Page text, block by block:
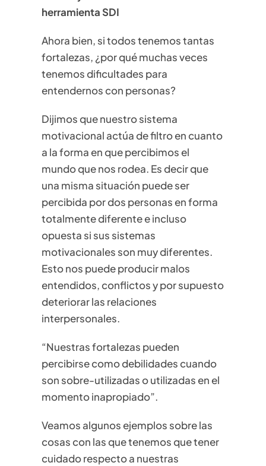
herramienta SDI
Ahora bien, si todos tenemos tantas
fortalezas, ¿por qué muchas veces
tenemos dificultades para
entendernos con personas?
Dijimos que nuestro sistema
motivacional actúa de filtro en cuanto
a la forma en que percibimos el
mundo que nos rodea. Es decir que
una misma situación puede ser
percibida por dos personas en forma
totalmente diferente e incluso
opuesta si sus sistemas
motivacionales son muy diferentes.
Esto nos puede producir malos
entendidos, conflictos y por supuesto
deteriorar las relaciones
interpersonales.
“Nuestras fortalezas pueden
percibirse como debilidades cuando
son sobre-utilizadas o utilizadas en el
momento inapropiado”.
Veamos algunos ejemplos sobre las
cosas con las que tenemos que tener
cuidado respecto a nuestras